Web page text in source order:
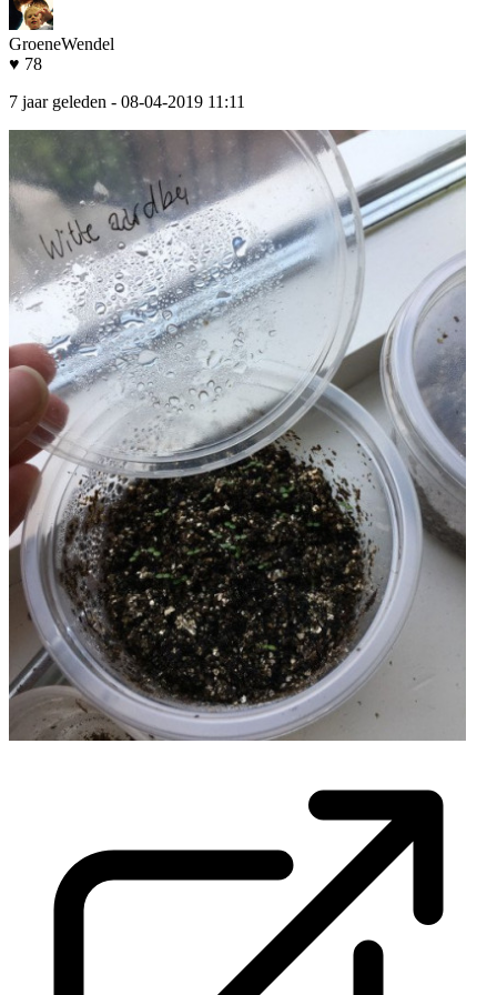
GroeneWendel
♥ 78
7 jaar geleden - 08-04-2019 11:11